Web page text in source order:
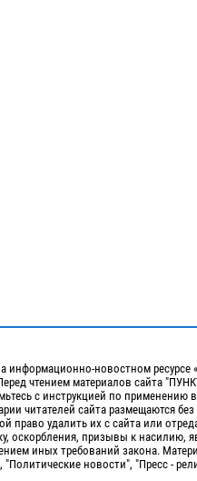
информационно-новостном ресурсе
чтением материалов сайта
с инструкцией по применению
читателей сайта размещаются без
право удалить их с сайта или
оскорбления, призывы к насилию,
иных требований закона.
новости", "Пресс -